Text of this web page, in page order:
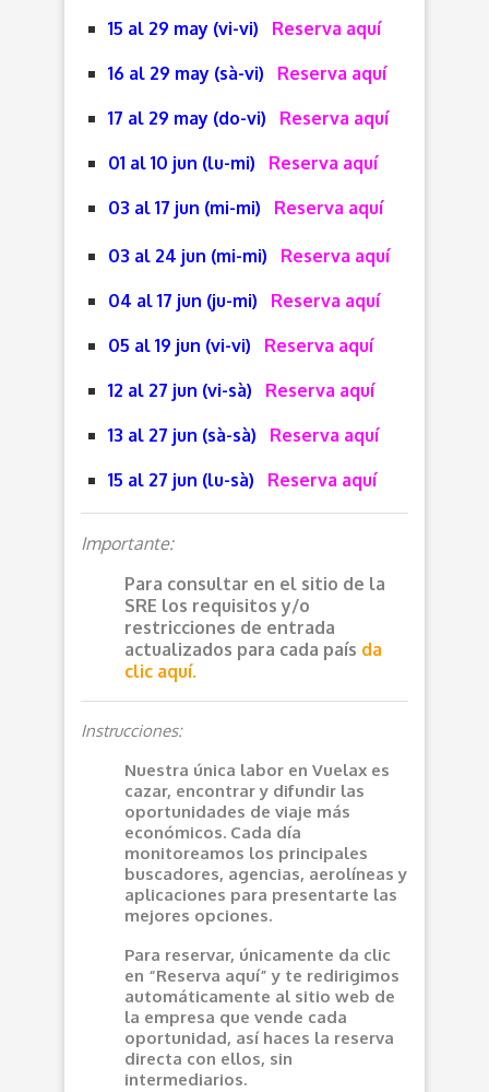
15 al 29 may (vi-vi) Reserva aquí
16 al 29 may (sà-vi) Reserva aquí
17 al 29 may (do-vi) Reserva aquí
01 al 10 jun (lu-mi) Reserva aquí
03 al 17 jun (mi-mi) Reserva aquí
03 al 24 jun (mi-mi) Reserva aquí
04 al 17 jun (ju-mi) Reserva aquí
05 al 19 jun (vi-vi) Reserva aquí
12 al 27 jun (vi-sà) Reserva aquí
13 al 27 jun (sà-sà) Reserva aquí
15 al 27 jun (lu-sà) Reserva aquí
Importante:
Para consultar en el sitio de la
SRE los requisitos y/o
restricciones de entrada
actualizados para cada país da
clic aquí.
Instrucciones:
Nuestra única labor en Vuelax es
cazar, encontrar y difundir las
oportunidades de viaje más
económicos. Cada día
monitoreamos los principales
buscadores, agencias, aerolíneas y
aplicaciones para presentarte las
mejores opciones.
Para reservar, únicamente da clic
en “Reserva aquí” y te redirigimos
automáticamente al sitio web de
la empresa que vende cada
oportunidad, así haces la reserva
directa con ellos, sin
intermediarios.